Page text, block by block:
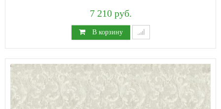
7 210 руб.
В корзину